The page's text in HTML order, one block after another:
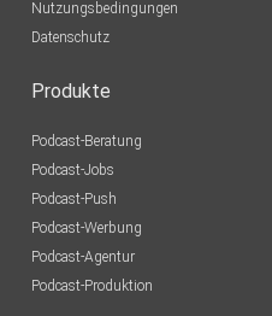
Nutzungsbedingungen
Datenschutz
Produkte
Podcast-Beratung
Podcast-Jobs
Podcast-Push
Podcast-Werbung
Podcast-Agentur
Podcast-Produktion